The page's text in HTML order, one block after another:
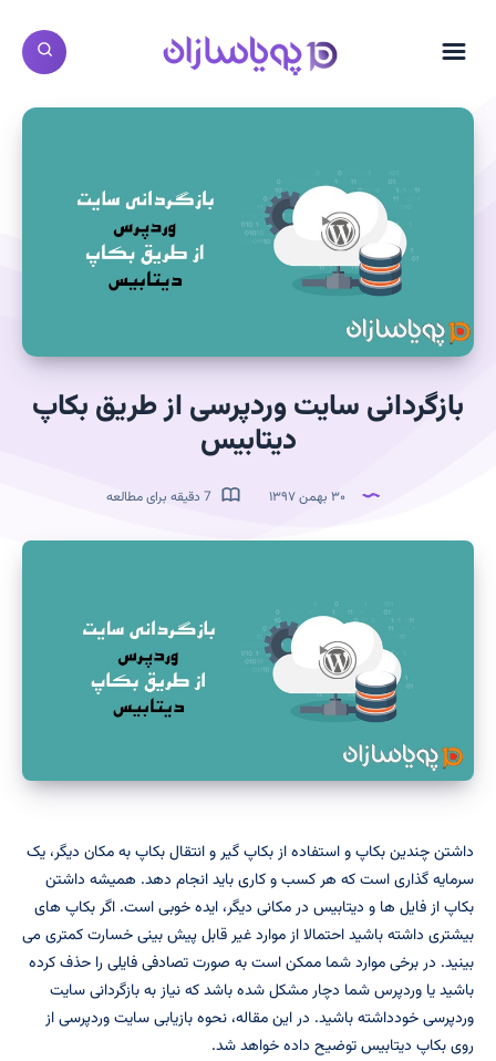
بازگردانی سایت وردپرسی از طریق بکاپ
دیتابیس
۳۰ بهمن ۱۳۹۷
داشتن چندین بکاپ و استفاده از بکاپ گیر و انتقال بکاپ به مکان دیگر، یک
سرمایه گذاری است که هر کسب و کاری باید انجام دهد. همیشه داشتن
بکاپ از فایل ها و دیتابیس در مکانی دیگر، ایده خوبی است. اگر بکاپ های
بیشتری داشته باشید احتمالا از موارد غیر قابل پیش بینی خسارت کمتری می
بینید. در برخی موارد شما ممکن است به صورت تصادفی فایلی را حذف کرده
باشید یا وردپرس شما دچار مشکل شده باشد که نیاز به بازگردانی سایت
وردپرسی خودداشته باشید. در این مقاله، نحوه بازیابی سایت وردپرسی از
روی بکاپ دیتابیس توضیح داده خواهد شد.